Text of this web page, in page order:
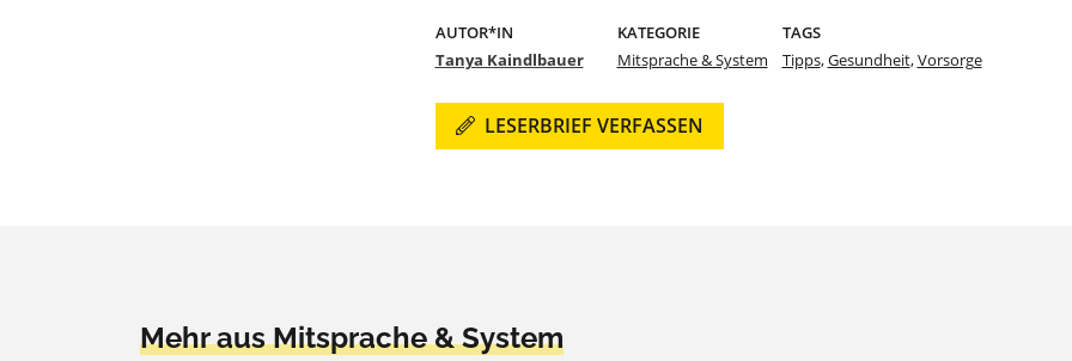
AUTOR*IN
Tanya Kaindlbauer
KATEGORIE
Mitsprache & System
TAGS
Tipps,Gesundheit,Vorsorge
LESERBRIEF VERFASSEN
Mehr aus Mitsprache & System